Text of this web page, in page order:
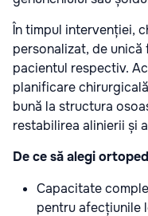
În timpul intervenției,
personalizat, de
pacientul respectiv.
planificare
bună la structura
restabilirea alinierii și
De ce să alegi
Capacitate
pentru afecțiunile